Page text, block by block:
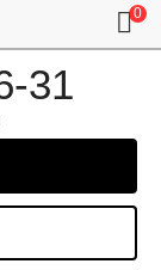
31
0